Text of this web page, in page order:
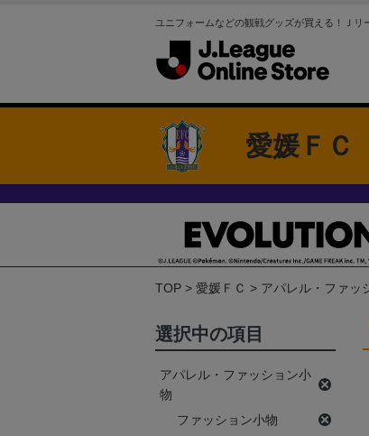
ユニフォームなどの観戦グッズが買える！Ｊリ
愛媛ＦＣ
TOP 愛媛ＦＣ アパレル・ファッ
選択中の項目
アパレル・ファッション小
物
ファッション小物